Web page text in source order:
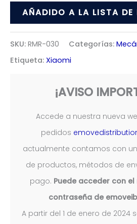
batería
cantidad
AÑADIDO A LA LISTA DE
SKU: RMR-030 Categorías:
Etiqueta: Xiaomi
¡AVISO
Accede a nuestra nueva
pedidos
actualmente contamos con
de productos, métodos de
pago. Puede acceder con
contraseña de
A partir del 1 de enero de 2024